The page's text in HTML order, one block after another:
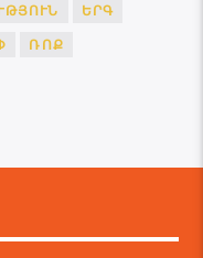
ԵՐԳ
ՌՈՔ